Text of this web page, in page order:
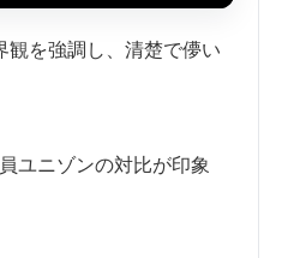
観を強調し、清楚で儚い
ユニゾンの対比が印象